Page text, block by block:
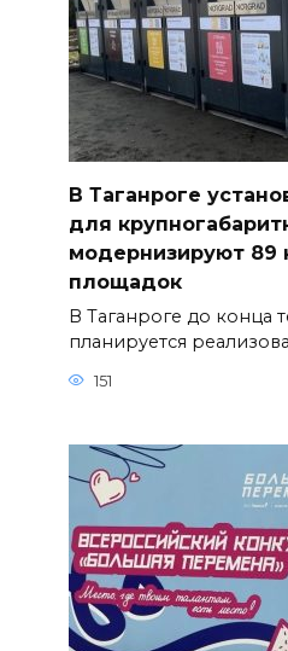
В Таганроге
для
модернизируют 89
площадок
В Таганроге до конца
планируется
151